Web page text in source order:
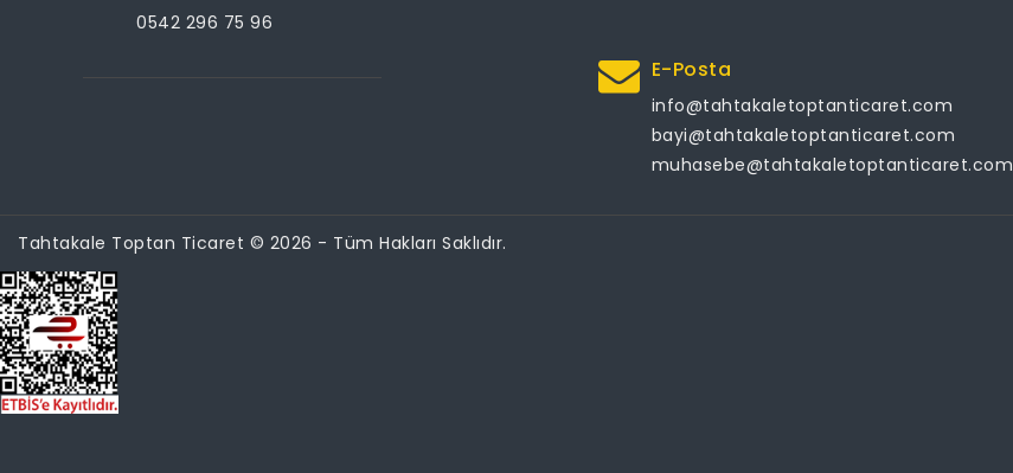
0542 296 75 96
E-Posta
info@tahtakaletoptanticaret.com
bayi@tahtakaletoptanticaret.com
muhasebe@tahtakaletoptanticaret.com
Tahtakale Toptan Ticaret © 2026 - Tüm Hakları Saklıdır.